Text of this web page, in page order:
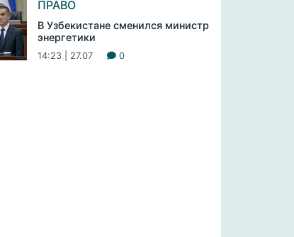
ПРАВО
В Узбекистане сменился министр
энергетики
14:23 | 27.07 0